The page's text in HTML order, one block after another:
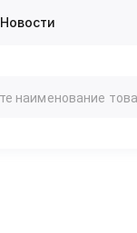
Новости